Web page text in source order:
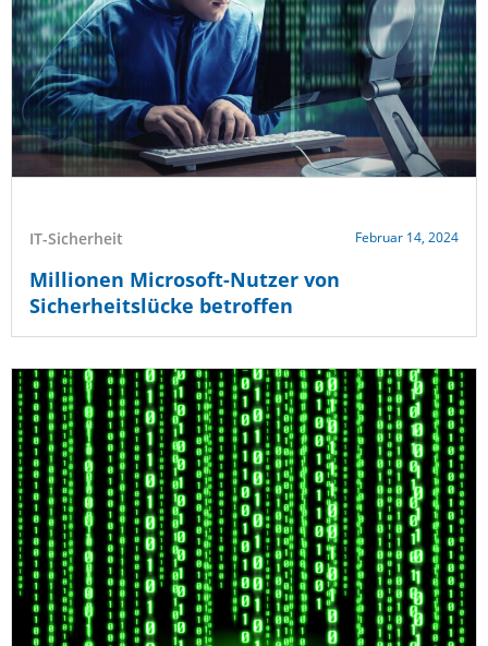
IT-Sicherheit Februar 14, 2024
Millionen Microsoft-Nutzer von
Sicherheitslücke betroffen